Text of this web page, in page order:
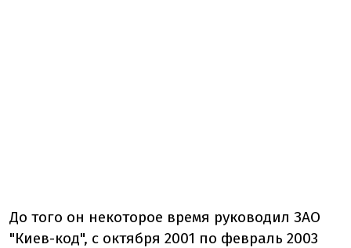
До того он некоторое время руководил ЗАО
"Киев-код", с октября 2001 по февраль 2003